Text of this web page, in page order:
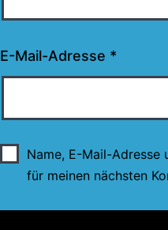
E-Mail-Adresse *
Name, E-Mail-Adresse
für meinen nächsten